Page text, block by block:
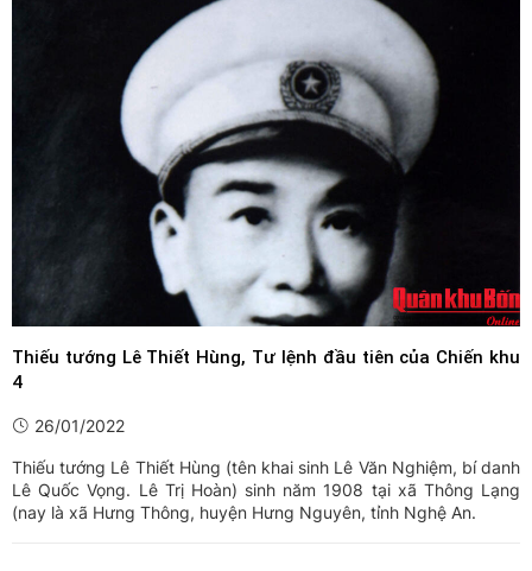
Thiếu tướng Lê Thiết Hùng, Tư lệnh đầu tiên của Chiến khu
4
26/01/2022
Thiếu tướng Lê Thiết Hùng (tên khai sinh Lê Văn Nghiệm, bí danh
Lê Quốc Vọng. Lê Trị Hoàn) sinh năm 1908 tại xã Thông Lạng
(nay là xã Hưng Thông, huyện Hưng Nguyên, tỉnh Nghệ An.